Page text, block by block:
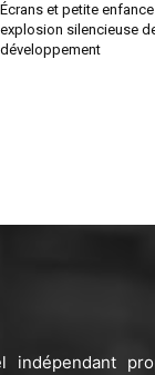
Écrans et petite enfance
explosion silencieuse
développement